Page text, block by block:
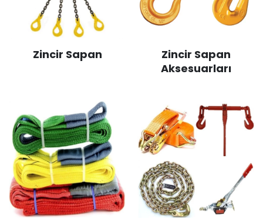
Zincir Sapan
Zincir Sapan
Aksesuarları